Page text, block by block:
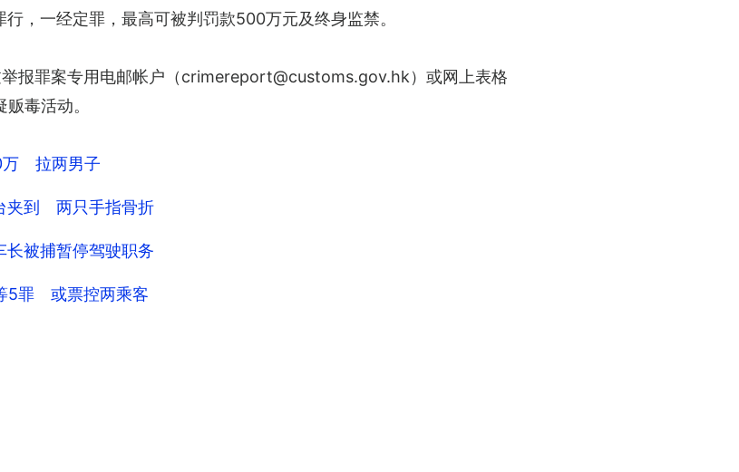
，一经定罪，最高可被判罚款500万元及终身监禁。
报罪案专用电邮帐户（crimereport@customs.gov.hk）或网上表格
毒活动。
万 拉两男子
夹到 两只手指骨折
被捕暂停驾驶职务
5罪 或票控两乘客